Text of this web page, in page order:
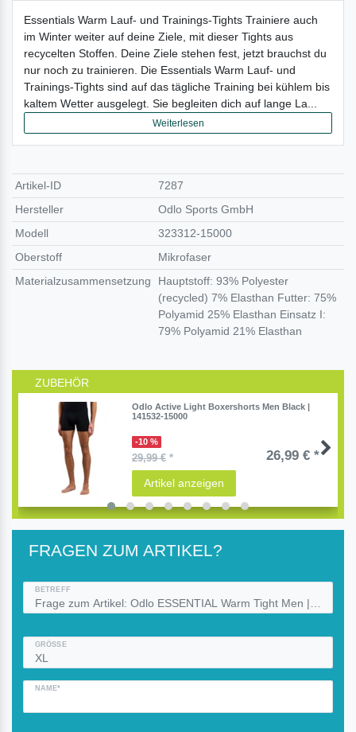
Essentials Warm Lauf- und Trainings-Tights Trainiere auch
im Winter weiter auf deine Ziele, mit dieser Tights aus
recycelten Stoffen. Deine Ziele stehen fest, jetzt brauchst du
nur noch zu trainieren. Die Essentials Warm Lauf- und
Trainings-Tights sind auf das tägliche Training bei kühlem bis
kaltem Wetter ausgelegt. Sie begleiten dich auf lange La...
Weiterlesen
Artikel-ID
7287
Hersteller
Odlo Sports GmbH
Modell
323312-15000
Oberstoff
Mikrofaser
Materialzusammensetzung
Hauptstoff: 93% Polyester
(recycled) 7% Elasthan Futter: 75%
Polyamid 25% Elasthan Einsatz I:
79% Polyamid 21% Elasthan
ZUBEHÖR
Odlo Active Light Boxershorts Men Black |
141532-15000
-10 %
29,99 €* 26,99 € *
Artikel anzeigen
FRAGEN ZUM ARTIKEL?
BETREFF
GRÖSSE
NAME*